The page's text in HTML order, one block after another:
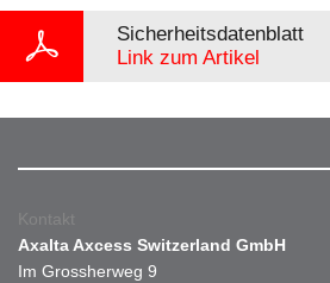
Sicherheitsdatenblatt
Link zum Artikel
Kontakt
Axalta Axcess Switzerland GmbH
Im Grossherweg 9